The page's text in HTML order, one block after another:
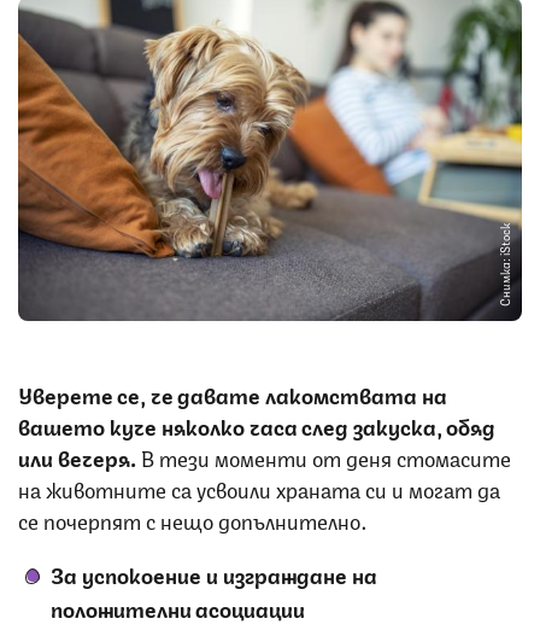
Снимка: iStock
Уверете се, че давате лакомствата на
вашето куче няколко часа след закуска, обяд
или вечеря. В тези моменти от деня стомасите
на животните са усвоили храната си и могат да
се почерпят с нещо допълнително.
За успокоение и изграждане на
положителни асоциации